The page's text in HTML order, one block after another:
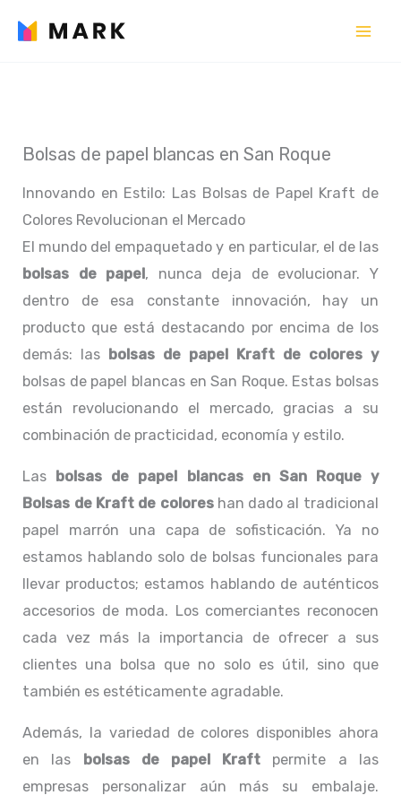
Bolsas de papel blancas en San Roque
Innovando en Estilo: Las Bolsas de Papel Kraft de
Colores Revolucionan el Mercado
El mundo del empaquetado y en particular, el de las
bolsas de papel, nunca deja de evolucionar. Y
dentro de esa constante innovación, hay un
producto que está destacando por encima de los
demás: las bolsas de papel Kraft de colores y
bolsas de papel blancas en San Roque. Estas bolsas
están revolucionando el mercado, gracias a su
combinación de practicidad, economía y estilo.
Las bolsas de papel blancas
en San Roque y
Bolsas de Kraft de coloreshan dado al tradicional
papel marrón una capa de sofisticación. Ya no
estamos hablando solo de bolsas funcionales para
llevar productos; estamos hablando de auténticos
accesorios de moda. Los comerciantes reconocen
cada vez más la importancia de ofrecer a sus
clientes una bolsa que no solo es útil, sino que
también es estéticamente agradable.
Además, la variedad de colores disponibles ahora
en las
bolsas de papel Kraft permite a las
empresas personalizar aún más su embalaje.